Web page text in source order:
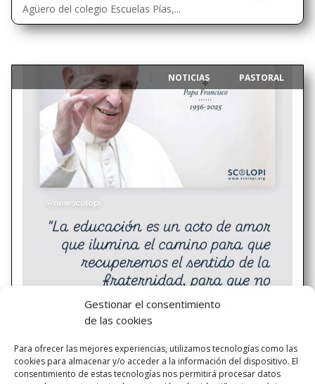
Gestionar el consentimiento
de las cookies
Para ofrecer las mejores experiencias, utilizamos tecnologías como las
cookies para almacenar y/o acceder a la información del dispositivo. El
consentimiento de estas tecnologías nos permitirá procesar datos
Agüero del colegio Escuelas Pías,...
Armemos «lío bueno» D.E.P. Papa
Francisco
NOTICIAS PASTORAL
«Queridos jóvenes, ustedes son la esperanza viva de una
Iglesia en camino. Por eso les agradezco su presencia y su